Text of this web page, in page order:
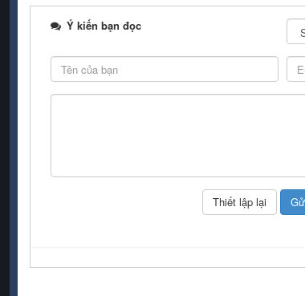
Ý kiến bạn đọc